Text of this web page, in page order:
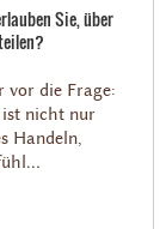
vor die Frage:
ist nicht nur
Handeln,